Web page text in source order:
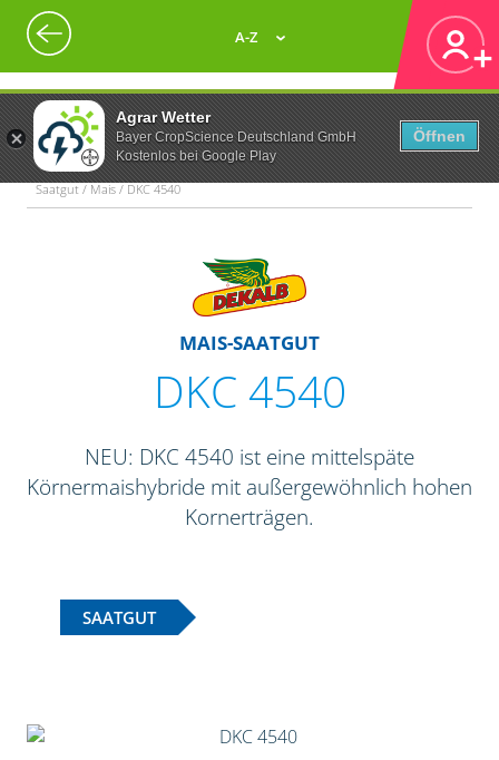
Agrar Wetter
Bayer CropScience Deutschland GmbH
Kostenlos bei Google Play
Öffnen
A-Z
Saatgut / Mais / DKC 4540
MAIS-SAATGUT
DKC 4540
NEU: DKC 4540 ist eine mittelspäte
Körnermaishybride mit außergewöhnlich hohen
Kornerträgen.
SAATGUT